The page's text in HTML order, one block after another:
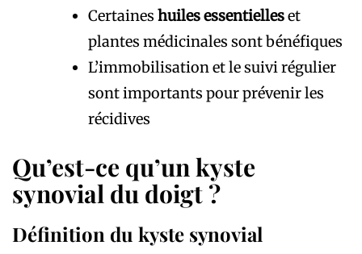
Certaines huiles essentielleset
plantes médicinales sont bénéfiques
L’immobilisation et le suivi régulier
sont importants pour prévenir les
récidives
Qu’est-ce qu’un kyste
synovial du doigt ?
Définition du kyste synovial